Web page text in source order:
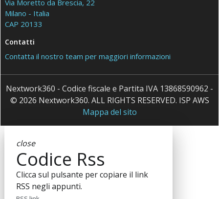
Via Moretto da Brescia, 22
Milano - Italia
CAP 20133
Contatti
Contatta il nostro team per maggiori informazioni
Nextwork360 - Codice fiscale e Partita IVA 13868590962 -
© 2026 Nextwork360. ALL RIGHTS RESERVED. ISP AWS
Mappa del sito
close
Codice Rss
Clicca sul pulsante per copiare il link
RSS negli appunti.